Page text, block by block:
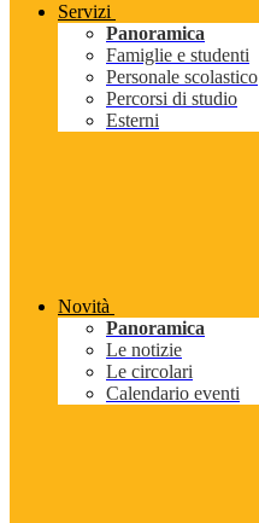
Servizi
Panoramica
Famiglie e studenti
Personale scolastico
Percorsi di studio
Esterni
Novità
Panoramica
Le notizie
Le circolari
Calendario eventi